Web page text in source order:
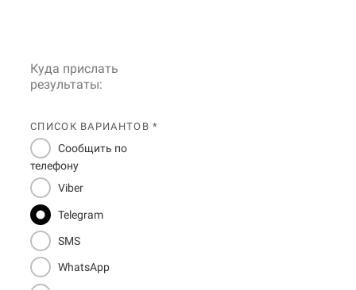
Куда прислать
результаты:
СПИСОК ВАРИАНТОВ *
Сообщить по
телефону
Viber
Telegram
SMS
WhatsApp